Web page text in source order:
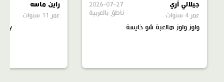
جيلالي أري
عمر 4 سنوات
واوز واوز هالعبة شو خايسة
2026-07-27
ناطق بالعربية
راين ماسه
عمر 11 سنوات